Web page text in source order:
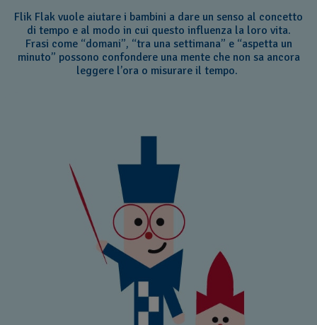
Flik Flak vuole aiutare i bambini a dare un senso al concetto
di tempo e al modo in cui questo influenza la loro vita.
Frasi come “domani”, “tra una settimana” e “aspetta un
minuto” possono confondere una mente che non sa ancora
leggere l’ora o misurare il tempo.